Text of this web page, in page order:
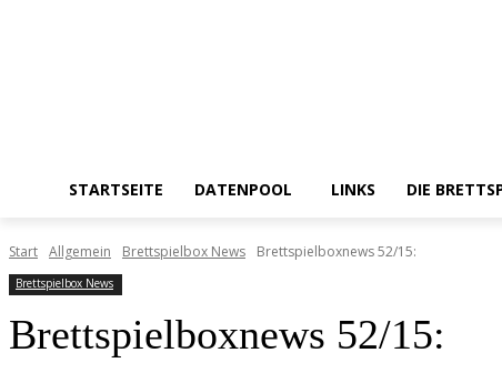
STARTSEITE DATENPOOL LINKS DIE
Start Allgemein Brettspielbox News Brettspielboxnews 52/15:
Brettspielbox News
Brettspielboxnews 52/15: